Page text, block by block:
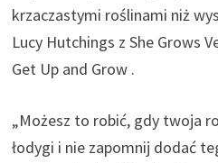
krzaczastymi roślinami niż
Lucy Hutchings z She Grows
Get Up and Grow .
„Możesz to robić, gdy twoja
łodygi i nie zapomnij dodać